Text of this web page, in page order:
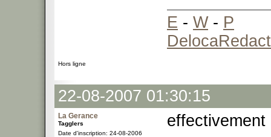
E - W- P
Hors ligne
22-08-2007 01:30:15
La Gerance
Tagglers
Date d'inscription: 24-08-2006